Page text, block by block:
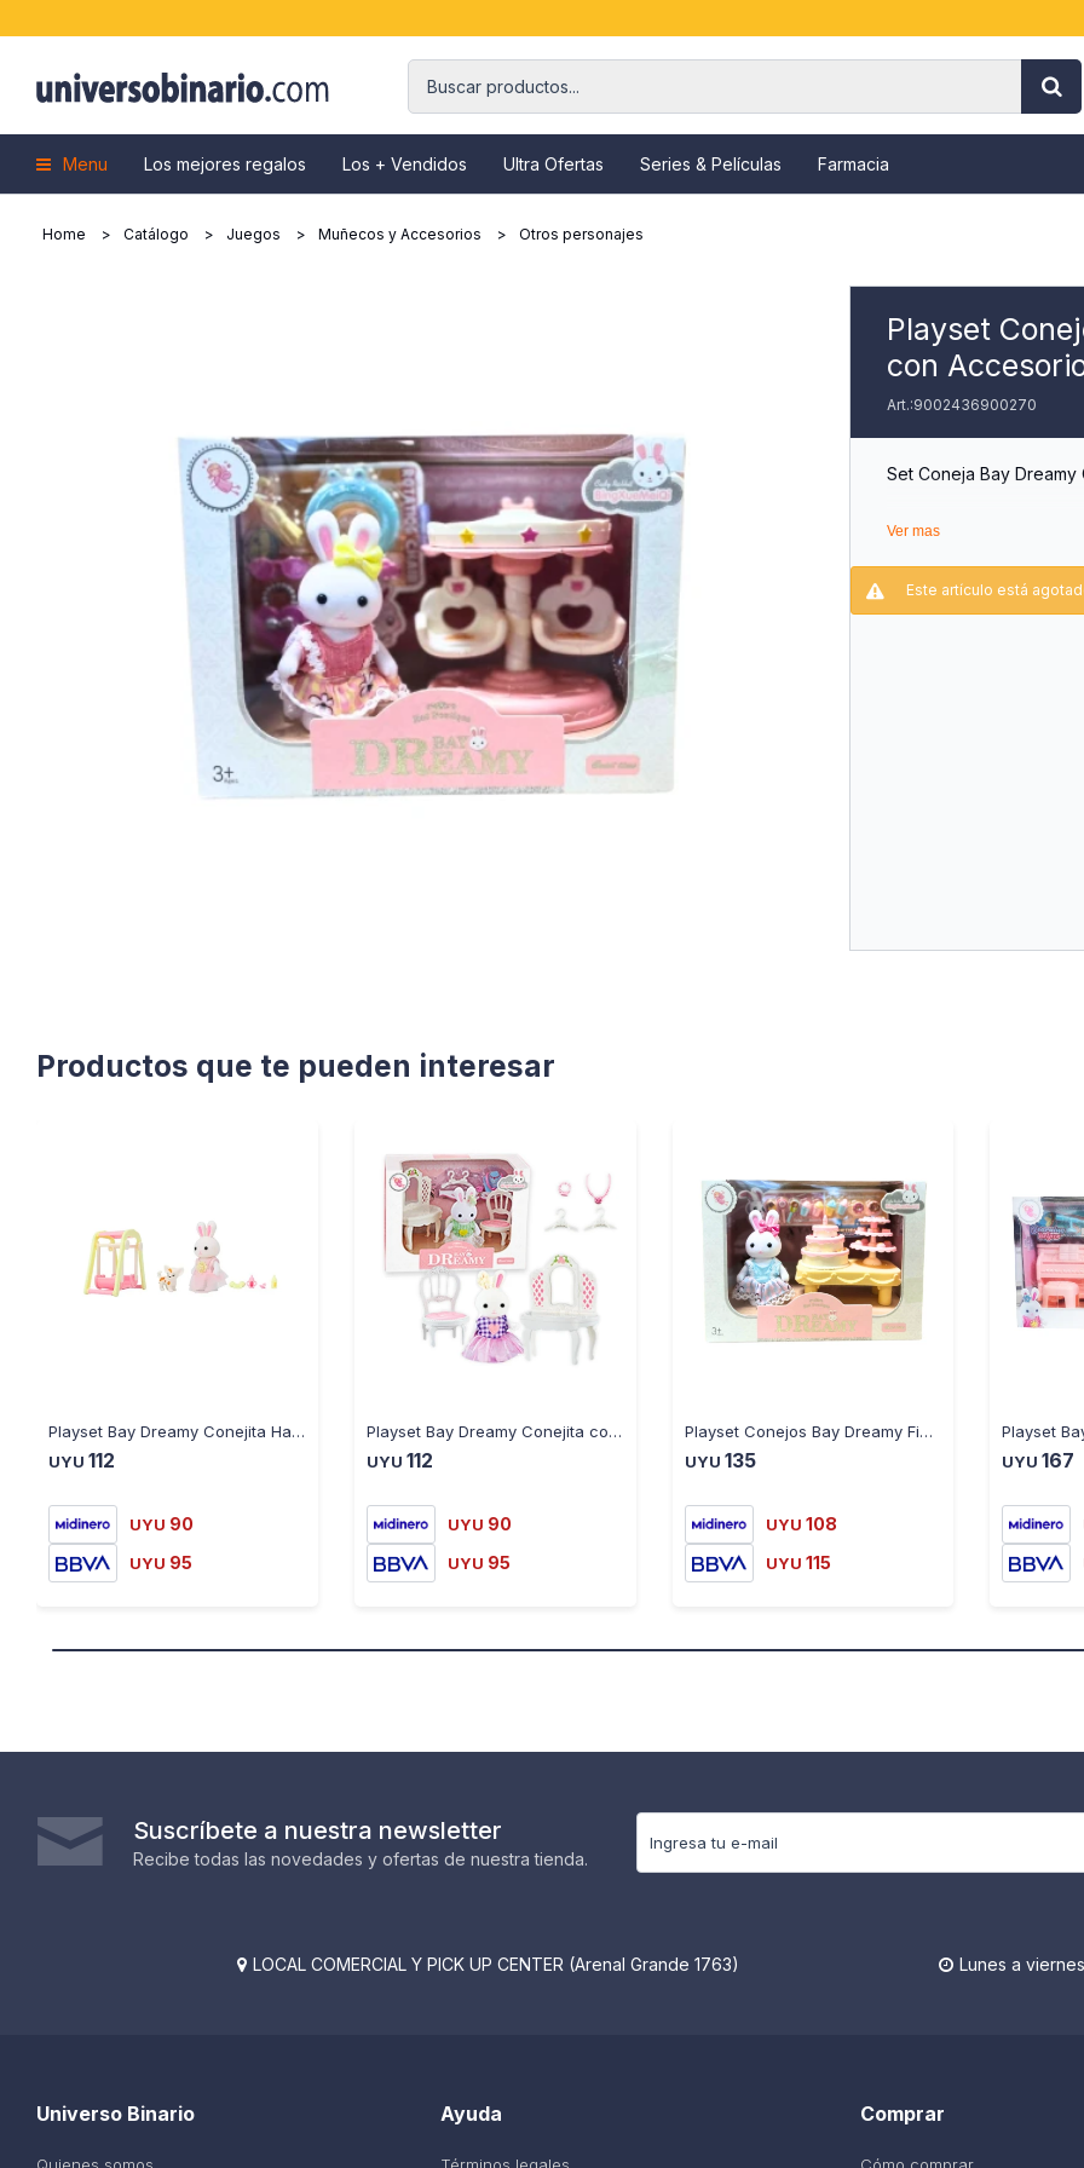
Menu Los mejores regalos Los + Vendidos Ultra Ofertas Series & Películas Farmacia
Home Catálogo Juegos Muñecos y Accesorios Otros personajes
Playset
con
9002436900270
Set Coneja Bay
Disfruta de Hacer Volar
Ver mas
Este artículo está
Productos que te pueden interesar
Playset Bay Dreamy Conejita Hamaca con Accesorios
UYU 112
UYU 90
UYU 95
Playset Bay Dreamy Conejita con Tocador y Accesorios
UYU 112
UYU 90
UYU 95
Playset Conejos Bay Dreamy Fiesta de Cumpleaños
UYU 135
UYU 108
UYU 115
UYU 167
Suscríbete a nuestra newsletter
Recibe todas las novedades y ofertas de nuestra tienda.
 LOCAL COMERCIAL Y PICK UP CENTER (Arenal Grande 1763)  Lunes a
Ayuda
Términos legales
Universo Binario
Quienes somos
Comprar
Cómo comprar